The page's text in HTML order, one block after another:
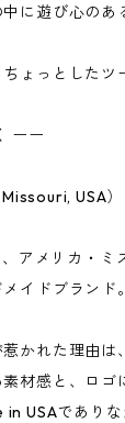
に遊び心のあ
ょっとしたツ
ーー
USA）
アメリカ・ミ
イドブランド。
かれた理由は
材感と、ロゴ
in USAであり